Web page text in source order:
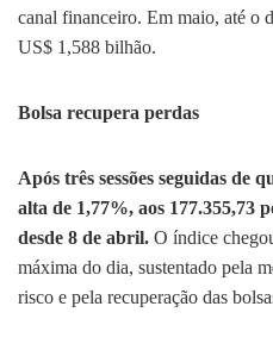
canal financeiro. Em maio, até o
US$ 1,588 bilhão.
Bolsa recupera perdas
Após três sessões seguidas de
alta de 1,77%, aos 177.355,73
desde 8 de abril. O índice
máxima do dia, sustentado pela
risco e pela recuperação das